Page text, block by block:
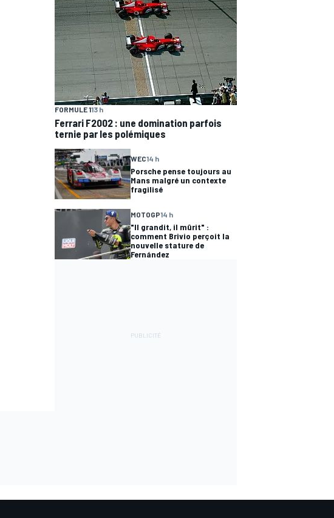
FORMULE 113 h
Ferrari F2002 : une domination parfois
ternie par les polémiques
WEC14 h
Porsche pense toujours au
Mans malgré un contexte
fragilisé
MOTOGP14 h
"Il grandit, il mûrit" :
comment Brivio perçoit la
nouvelle stature de
Fernández